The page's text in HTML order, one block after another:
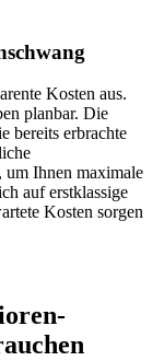
Kosten aus.
planbar. Die
bereits erbrachte
um Ihnen maximale
auf erstklassige
Kosten sorgen